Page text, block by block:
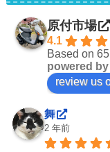
原付市場
4.1
Based on
powered by
review us
舞
2 年前